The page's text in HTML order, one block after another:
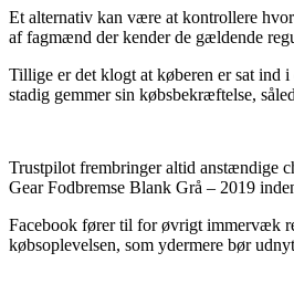
Et alternativ kan være at kontrollere
af fagmænd der kender de gældende
Tillige er det klogt at køberen er sat ind
stadig gemmer sin købsbekræftelse,
Trustpilot frembringer altid anstændige
Gear Fodbremse Blank Grå – 2019
Facebook fører til for øvrigt immervæk
købsoplevelsen, som ydermere bør